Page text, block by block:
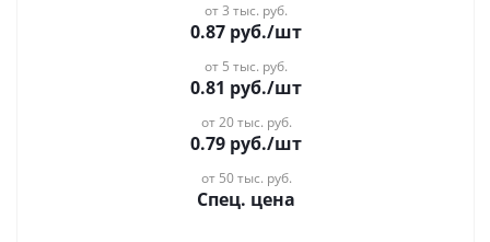
от 3 тыс. руб.
0.87 руб./шт
от 5 тыс. руб.
0.81 руб./шт
от 20 тыс. руб.
0.79 руб./шт
от 50 тыс. руб.
Спец. цена